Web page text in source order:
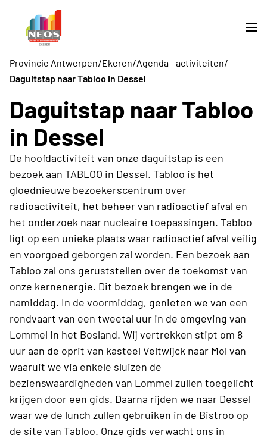
Provincie Antwerpen/Ekeren/Agenda - activiteiten/
Daguitstap naar Tabloo in Dessel
Daguitstap naar Tabloo
in Dessel
De hoofdactiviteit van onze daguitstap is een
bezoek aan TABLOO in Dessel. Tabloo is het
gloednieuwe bezoekerscentrum over
radioactiviteit, het beheer van radioactief afval en
het onderzoek naar nucleaire toepassingen. Tabloo
ligt op een unieke plaats waar radioactief afval veilig
en voorgoed geborgen zal worden. Een bezoek aan
Tabloo zal ons geruststellen over de toekomst van
onze kernenergie. Dit bezoek brengen we in de
namiddag. In de voormiddag, genieten we van een
rondvaart van een tweetal uur in de omgeving van
Lommel in het Bosland. Wij vertrekken stipt om 8
uur aan de oprit van kasteel Veltwijck naar Mol van
waaruit we via enkele sluizen de
bezienswaardigheden van Lommel zullen toegelicht
krijgen door een gids. Daarna rijden we naar Dessel
waar we de lunch zullen gebruiken in de Bistroo op
de site van Tabloo. Onze gids verwacht ons in